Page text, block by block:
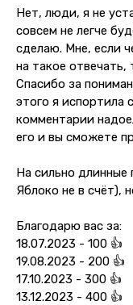
Нет, люди, я не
совсем не легче
сделаю. Мне, если
на такое
Спасибо за
этого я испортила
комментарии
его и вы сможете
На сильно длинные
Яблоко не в счёт),
Благодарю вас за:
18.07.2023 - 100 👍
19.08.2023 - 200 👍
17.10.2023 - 300 👍
13.12.2023 - 400 👍